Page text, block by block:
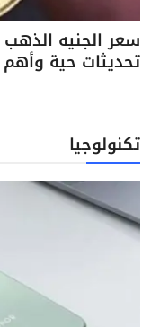
تحديثات حية وأهم
تكنولوجيا